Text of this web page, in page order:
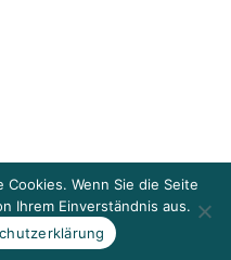
Wenn Sie die Seite
Ihrem Einverständnis aus.